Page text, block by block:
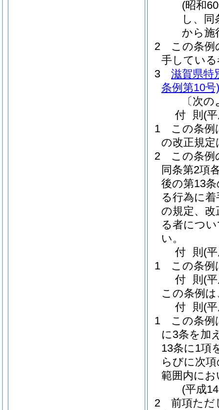
(昭和
し、同
から施
2
この条例
手してい
3
滋賀県特
条例第10号)
〔次
付 則 (
1
この条例
の改正規
2
この条例
同条第2項
後の第13
る行為に
の規定、
る者につ
い。
付 則 (
1
この条例
付 則 (
この条例
付 則 (
1
この条例
に3条を加
13条に1項
らびに次
範囲内に
(平成
2
前項ただ